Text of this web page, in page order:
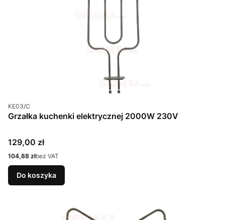
Kod produktu
KE03/C
Grzałka kuchenki elektrycznej 2000W 230V
Cena
129,00 zł
Cena
104,88 złbez VAT
Do koszyka